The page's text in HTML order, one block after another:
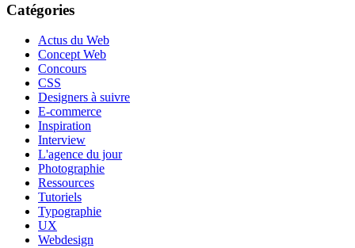
Catégories
Actus du Web
Concept Web
Concours
CSS
Designers à suivre
E-commerce
Inspiration
Interview
L'agence du jour
Photographie
Ressources
Tutoriels
Typographie
UX
Webdesign